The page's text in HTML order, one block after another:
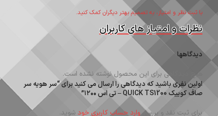
با ثبت نظر و امتیاز، به تصمیم بهتر دیگران کمک کنید.
نظرات و امتیاز های کاربران
دیدگاهها
هیچ دیدگاهی برای این محصول نوشته نشده است.
اولین نفری باشید که دیدگاهی را ارسال می کنید برای “سر هویه سر
صاف کوییک QUICK TS1200 – تی اس ۱۲۰۰”
برای ثبت نقد و بررسیوارد حساب کاربری خود شوید.